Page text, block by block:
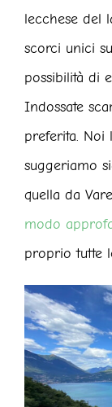
lecchese del
scorci unici
possibilità di
Indossate
preferita. Noi
suggeriamo
quella da
modo
proprio tutte